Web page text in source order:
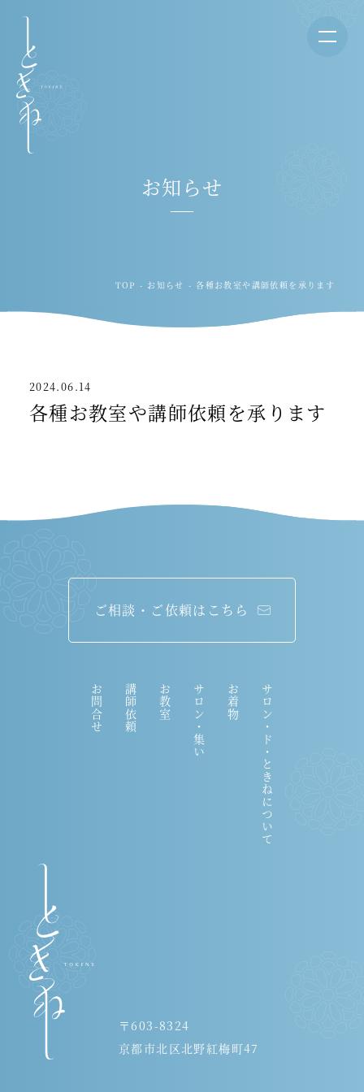
お知らせ
TOP お知らせ 各種お教室や講師依頼を承ります
2024.06.14
各種お教室や講師依頼を承ります
ご相談・ご依頼はこちら
サロン・ド・ときねについて
お着物
サロン・集い
お教室
講師依頼
お問合せ
〒603-8324
京都市北区北野紅梅町47